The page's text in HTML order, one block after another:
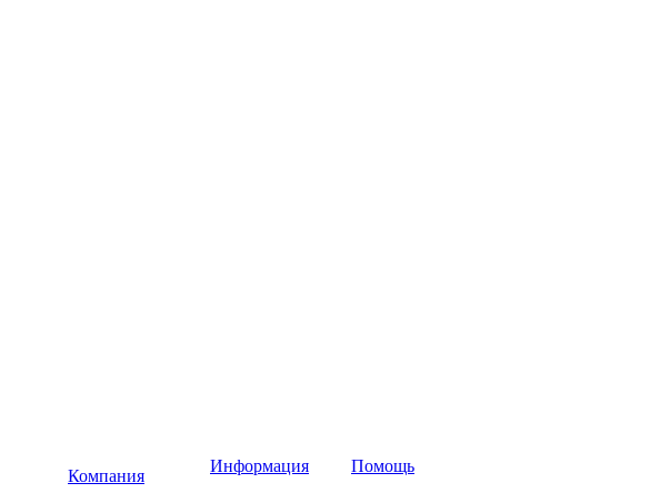
Компания
Информация
Помощь